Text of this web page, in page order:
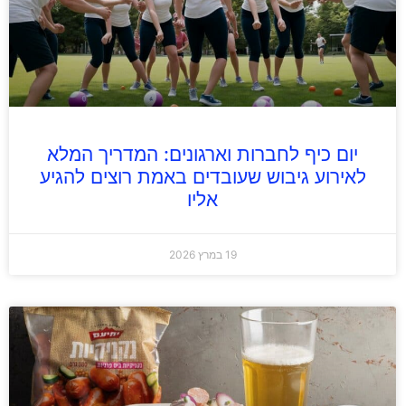
יום כיף לחברות וארגונים: המדריך המלא
לאירוע גיבוש שעובדים באמת רוצים להגיע
אליו
19 במרץ 2026